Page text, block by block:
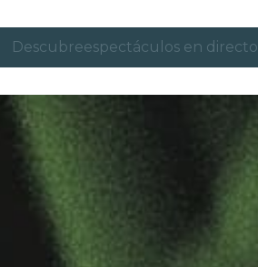
Descubreespectáculos en directo
candlelight
experiencias y ciudades